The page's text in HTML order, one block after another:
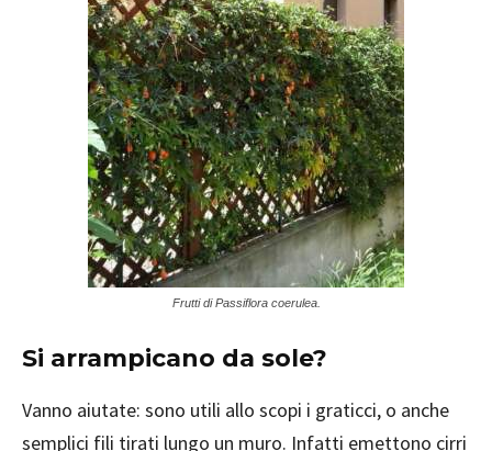
Frutti di Passiflora coerulea.
Si arrampicano da sole?
Vanno aiutate: sono utili allo scopi i graticci, o anche
semplici fili tirati lungo un muro. Infatti emettono cirri